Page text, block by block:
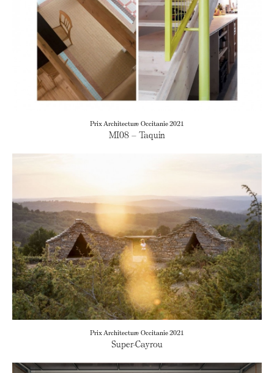
Prix Architecture Occitanie 2021
MI08 – Taquin
Prix Architecture Occitanie 2021
Super-Cayrou